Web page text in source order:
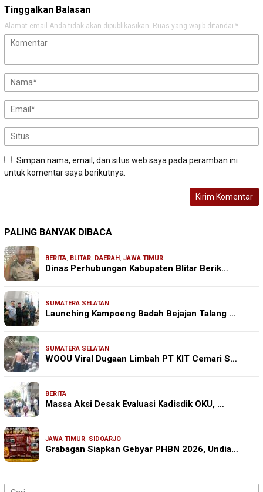
Tinggalkan Balasan
Alamat email Anda tidak akan dipublikasikan. Ruas yang wajib ditandai *
Simpan nama, email, dan situs web saya pada peramban ini
untuk komentar saya berikutnya.
PALING BANYAK DIBACA
BERITA, BLITAR, DAERAH, JAWA TIMUR
Dinas Perhubungan Kabupaten Blitar Berik…
SUMATERA SELATAN
Launching Kampoeng Badah Bejajan Talang …
SUMATERA SELATAN
WOOU Viral Dugaan Limbah PT KIT Cemari S…
BERITA
Massa Aksi Desak Evaluasi Kadisdik OKU, …
JAWA TIMUR, SIDOARJO
Grabagan Siapkan Gebyar PHBN 2026, Undia…
Cari